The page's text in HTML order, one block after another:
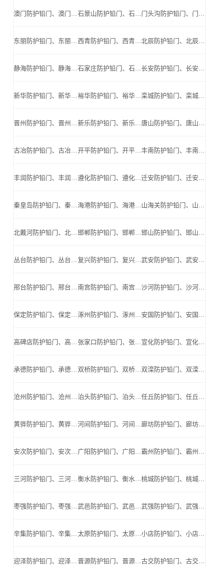
澳门防护铅门、澳门防辐射铅门、澳门医用铅门、澳门手术室铅门、澳门工业探伤铅门_澳门手术室铅门公司 石景山防护铅门、石景山防辐射铅门、石景山医用铅门、石景山手术室铅门、石景山工业探伤铅门_石景山手术室铅门公司 门头沟防护铅门、门头沟防辐射铅门、门头沟医用铅门、门头沟手术室铅门、门头沟工业探伤铅门_门头沟手术室铅门公司
东丽防护铅门、东丽防辐射铅门、东丽医用铅门、东丽手术室铅门、东丽工业探伤铅门_东丽手术室铅门公司 西青防护铅门、西青防辐射铅门、西青医用铅门、西青手术室铅门、西青工业探伤铅门_西青手术室铅门公司 北辰防护铅门、北辰防辐射铅门、北辰医用铅门、北辰手术室铅门、北辰工业探伤铅门_北辰手术室铅门公司
静海防护铅门、静海防辐射铅门、静海医用铅门、静海手术室铅门、静海工业探伤铅门_静海手术室铅门公司 石家庄防护铅门、石家庄防辐射铅门、石家庄医用铅门、石家庄手术室铅门、石家庄工业探伤铅门_石家庄手术室铅门公司 长安防护铅门、长安防辐射铅门、长安医用铅门、长安手术室铅门、长安工业探伤铅门_长安手术室铅门公司
新华防护铅门、新华防辐射铅门、新华医用铅门、新华手术室铅门、新华工业探伤铅门_新华手术室铅门公司 裕华防护铅门、裕华防辐射铅门、裕华医用铅门、裕华手术室铅门、裕华工业探伤铅门_裕华手术室铅门公司 栾城防护铅门、栾城防辐射铅门、栾城医用铅门、栾城手术室铅门、栾城工业探伤铅门_栾城手术室铅门公司
晋州防护铅门、晋州防辐射铅门、晋州医用铅门、晋州手术室铅门、晋州工业探伤铅门_晋州手术室铅门公司 新乐防护铅门、新乐防辐射铅门、新乐医用铅门、新乐手术室铅门、新乐工业探伤铅门_新乐手术室铅门公司 唐山防护铅门、唐山防辐射铅门、唐山医用铅门、唐山手术室铅门、唐山工业探伤铅门_唐山手术室铅门公司
古冶防护铅门、古冶防辐射铅门、古冶医用铅门、古冶手术室铅门、古冶工业探伤铅门_古冶手术室铅门公司 开平防护铅门、开平防辐射铅门、开平医用铅门、开平手术室铅门、开平工业探伤铅门_开平手术室铅门公司 丰南防护铅门、丰南防辐射铅门、丰南医用铅门、丰南手术室铅门、丰南工业探伤铅门_丰南手术室铅门公司
丰润防护铅门、丰润防辐射铅门、丰润医用铅门、丰润手术室铅门、丰润工业探伤铅门_丰润手术室铅门公司 遵化防护铅门、遵化防辐射铅门、遵化医用铅门、遵化手术室铅门、遵化工业探伤铅门_遵化手术室铅门公司 迁安防护铅门、迁安防辐射铅门、迁安医用铅门、迁安手术室铅门、迁安工业探伤铅门_迁安手术室铅门公司
秦皇岛防护铅门、秦皇岛防辐射铅门、秦皇岛医用铅门、秦皇岛手术室铅门、秦皇岛工业探伤铅门_秦皇岛手术室铅门公司 海港防护铅门、海港防辐射铅门、海港医用铅门、海港手术室铅门、海港工业探伤铅门_海港手术室铅门公司 山海关防护铅门、山海关防辐射铅门、山海关医用铅门、山海关手术室铅门、山海关工业探伤铅门_山海关手术室铅门公司
北戴河防护铅门、北戴河防辐射铅门、北戴河医用铅门、北戴河手术室铅门、北戴河工业探伤铅门_北戴河手术室铅门公司 邯郸防护铅门、邯郸防辐射铅门、邯郸医用铅门、邯郸手术室铅门、邯郸工业探伤铅门_邯郸手术室铅门公司 邯山防护铅门、邯山防辐射铅门、邯山医用铅门、邯山手术室铅门、邯山工业探伤铅门_邯山手术室铅门公司
丛台防护铅门、丛台防辐射铅门、丛台医用铅门、丛台手术室铅门、丛台工业探伤铅门_丛台手术室铅门公司 复兴防护铅门、复兴防辐射铅门、复兴医用铅门、复兴手术室铅门、复兴工业探伤铅门_复兴手术室铅门公司 武安防护铅门、武安防辐射铅门、武安医用铅门、武安手术室铅门、武安工业探伤铅门_武安手术室铅门公司
邢台防护铅门、邢台防辐射铅门、邢台医用铅门、邢台手术室铅门、邢台工业探伤铅门_邢台手术室铅门公司 南宫防护铅门、南宫防辐射铅门、南宫医用铅门、南宫手术室铅门、南宫工业探伤铅门_南宫手术室铅门公司 沙河防护铅门、沙河防辐射铅门、沙河医用铅门、沙河手术室铅门、沙河工业探伤铅门_沙河手术室铅门公司
保定防护铅门、保定防辐射铅门、保定医用铅门、保定手术室铅门、保定工业探伤铅门_保定手术室铅门公司 涿州防护铅门、涿州防辐射铅门、涿州医用铅门、涿州手术室铅门、涿州工业探伤铅门_涿州手术室铅门公司 安国防护铅门、安国防辐射铅门、安国医用铅门、安国手术室铅门、安国工业探伤铅门_安国手术室铅门公司
高碑店防护铅门、高碑店防辐射铅门、高碑店医用铅门、高碑店手术室铅门、高碑店工业探伤铅门_高碑店手术室铅门公司 张家口防护铅门、张家口防辐射铅门、张家口医用铅门、张家口手术室铅门、张家口工业探伤铅门_张家口手术室铅门公司 宣化防护铅门、宣化防辐射铅门、宣化医用铅门、宣化手术室铅门、宣化工业探伤铅门_宣化手术室铅门公司
承德防护铅门、承德防辐射铅门、承德医用铅门、承德手术室铅门、承德工业探伤铅门_承德手术室铅门公司 双桥防护铅门、双桥防辐射铅门、双桥医用铅门、双桥手术室铅门、双桥工业探伤铅门_双桥手术室铅门公司 双滦防护铅门、双滦防辐射铅门、双滦医用铅门、双滦手术室铅门、双滦工业探伤铅门_双滦手术室铅门公司
沧州防护铅门、沧州防辐射铅门、沧州医用铅门、沧州手术室铅门、沧州工业探伤铅门_沧州手术室铅门公司 泊头防护铅门、泊头防辐射铅门、泊头医用铅门、泊头手术室铅门、泊头工业探伤铅门_泊头手术室铅门公司 任丘防护铅门、任丘防辐射铅门、任丘医用铅门、任丘手术室铅门、任丘工业探伤铅门_任丘手术室铅门公司
黄骅防护铅门、黄骅防辐射铅门、黄骅医用铅门、黄骅手术室铅门、黄骅工业探伤铅门_黄骅手术室铅门公司 河间防护铅门、河间防辐射铅门、河间医用铅门、河间手术室铅门、河间工业探伤铅门_河间手术室铅门公司 廊坊防护铅门、廊坊防辐射铅门、廊坊医用铅门、廊坊手术室铅门、廊坊工业探伤铅门_廊坊手术室铅门公司
安次防护铅门、安次防辐射铅门、安次医用铅门、安次手术室铅门、安次工业探伤铅门_安次手术室铅门公司 广阳防护铅门、广阳防辐射铅门、广阳医用铅门、广阳手术室铅门、广阳工业探伤铅门_广阳手术室铅门公司 霸州防护铅门、霸州防辐射铅门、霸州医用铅门、霸州手术室铅门、霸州工业探伤铅门_霸州手术室铅门公司
三河防护铅门、三河防辐射铅门、三河医用铅门、三河手术室铅门、三河工业探伤铅门_三河手术室铅门公司 衡水防护铅门、衡水防辐射铅门、衡水医用铅门、衡水手术室铅门、衡水工业探伤铅门_衡水手术室铅门公司 桃城防护铅门、桃城防辐射铅门、桃城医用铅门、桃城手术室铅门、桃城工业探伤铅门_桃城手术室铅门公司
枣强防护铅门、枣强防辐射铅门、枣强医用铅门、枣强手术室铅门、枣强工业探伤铅门_枣强手术室铅门公司 武邑防护铅门、武邑防辐射铅门、武邑医用铅门、武邑手术室铅门、武邑工业探伤铅门_武邑手术室铅门公司 武强防护铅门、武强防辐射铅门、武强医用铅门、武强手术室铅门、武强工业探伤铅门_武强手术室铅门公司
辛集防护铅门、辛集防辐射铅门、辛集医用铅门、辛集手术室铅门、辛集工业探伤铅门_辛集手术室铅门公司 太原防护铅门、太原防辐射铅门、太原医用铅门、太原手术室铅门、太原工业探伤铅门_太原手术室铅门公司 小店防护铅门、小店防辐射铅门、小店医用铅门、小店手术室铅门、小店工业探伤铅门_小店手术室铅门公司
迎泽防护铅门、迎泽防辐射铅门、迎泽医用铅门、迎泽手术室铅门、迎泽工业探伤铅门_迎泽手术室铅门公司 晋源防护铅门、晋源防辐射铅门、晋源医用铅门、晋源手术室铅门、晋源工业探伤铅门_晋源手术室铅门公司 古交防护铅门、古交防辐射铅门、古交医用铅门、古交手术室铅门、古交工业探伤铅门_古交手术室铅门公司